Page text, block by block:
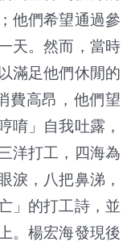
他們希望通過參
天。然而，當時
滿足他們休閒的
費高昂，他們望
唷」自我吐露，
洋打工，四海為
淚，八把鼻涕，
」的打工詩，並
。楊宏海發現後